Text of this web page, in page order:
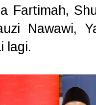
Fartimah,
Nawawi,
lagi.